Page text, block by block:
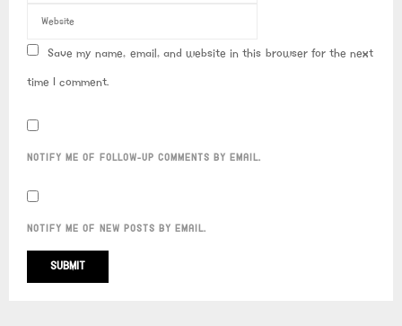
Save my name, email, and website in this browser for the next
time I comment.
NOTIFY ME OF FOLLOW-UP COMMENTS BY EMAIL.
NOTIFY ME OF NEW POSTS BY EMAIL.